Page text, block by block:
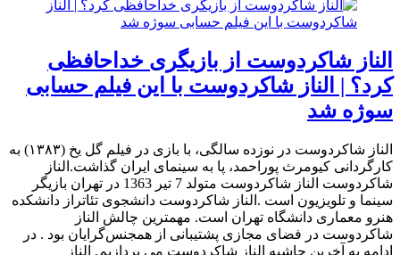
الناز شاکردوست از بازیگری خداحافظی
کرد؟ | الناز شاکردوست با این فیلم حسابی
سوژه شد
الناز شاکردوست در نوزده سالگی، با بازی در فیلم گل یخ (۱۳۸۳) به
کارگردانی کیومرث پوراحمد، پا به سینمای ایران گذاشت.الناز
شاکردوست الناز شاکردوست متولد 7 تیر 1363 در تهران بازیگر
سینما و تلویزیون است .الناز شاکردوست دانشجوی تئاتراز دانشکده
هنرو معماری دانشگاه تهران است. مهمترین چالش الناز
شاکردوست در فضای مجازی پشتیبانی از همجنس‌گرایان بود . در
ادامه به آخرین حاشیه الناز شاکردوست می پردازیم. الناز